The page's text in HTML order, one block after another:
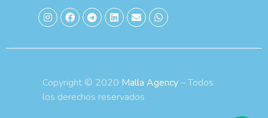
Copyright © 2020 Malla Agency– Todos
los derechos reservados